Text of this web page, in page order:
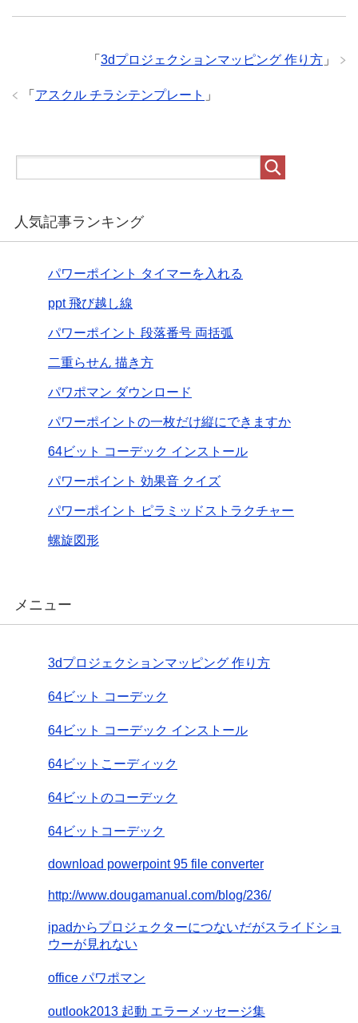
「 3dプロジェクションマッピング 作り方 」
「 アスクル チラシテンプレート 」
人気記事ランキング
パワーポイント タイマーを入れる
ppt 飛び越し線
パワーポイント 段落番号 両括弧
二重らせん 描き方
パワポマン ダウンロード
パワーポイントの一枚だけ縦にできますか
64ビット コーデック インストール
パワーポイント 効果音 クイズ
パワーポイント ピラミッドストラクチャー
螺旋図形
メニュー
3dプロジェクションマッピング 作り方
64ビット コーデック
64ビット コーデック インストール
64ビットこーディック
64ビットのコーデック
64ビットコーデック
download powerpoint 95 file converter
http://www.dougamanual.com/blog/236/
ipadからプロジェクターにつないだがスライドショ
ウーが見れない
office パワポマン
outlook2013 起動 エラーメッセージ集